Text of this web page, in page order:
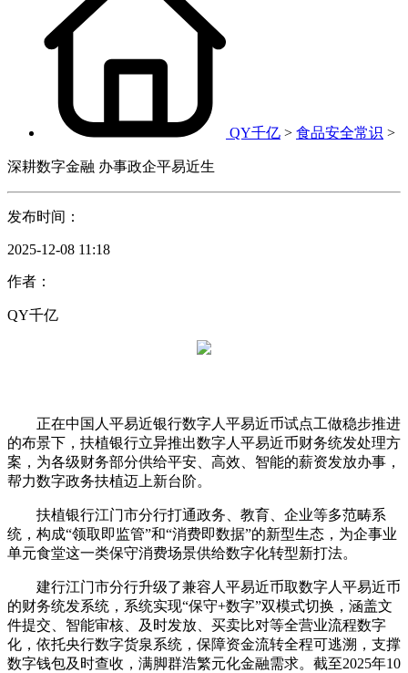
QY千亿 > 食品安全常识 >
深耕数字金融 办事政企平易近生
发布时间：
2025-12-08 11:18
作者：
QY千亿
正在中国人平易近银行数字人平易近币试点工做稳步推进
的布景下，扶植银行立异推出数字人平易近币财务统发处理方
案，为各级财务部分供给平安、高效、智能的薪资发放办事，
帮力数字政务扶植迈上新台阶。
扶植银行江门市分行打通政务、教育、企业等多范畴系
统，构成“领取即监管”和“消费即数据”的新型生态，为企事业
单元食堂这一类保守消费场景供给数字化转型新打法。
建行江门市分行升级了兼容人平易近币取数字人平易近币
的财务统发系统，系统实现“保守+数字”双模式切换，涵盖文
件提交、智能审核、及时发放、买卖比对等全营业流程数字
化，依托央行数字货泉系统，保障资金流转全程可逃溯，支撑
数字钱包及时查收，满脚群浩繁元化金融需求。截至2025年10